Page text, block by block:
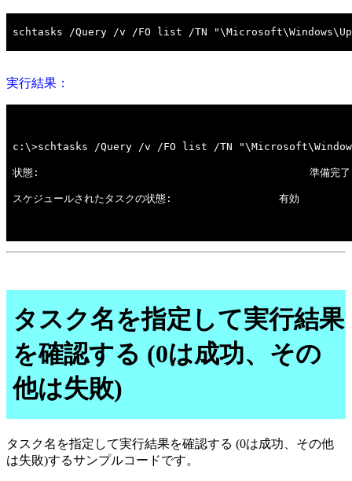
実行結果：
タスク名を指定して実行結果
を確認する (0は成功、その
他は失敗)
タスク名を指定して実行結果を確認する (0は成功、その他
は失敗)するサンプルコードです。